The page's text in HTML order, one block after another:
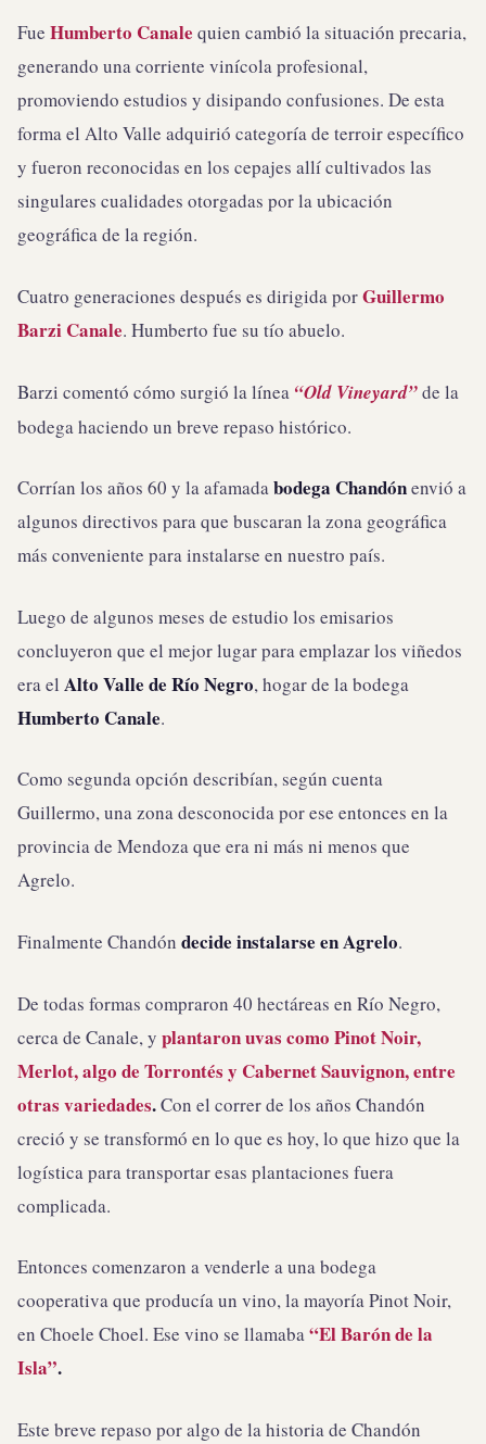
Fue Humberto Canale quien cambió la situación precaria,
generando una corriente vinícola profesional,
promoviendo estudios y disipando confusiones. De esta
forma el Alto Valle adquirió categoría de terroir específico
y fueron reconocidas en los cepajes allí cultivados las
singulares cualidades otorgadas por la ubicación
geográfica de la región.
Cuatro generaciones después es dirigida porGuillermo
Barzi Canale. Humberto fue su tío abuelo.
Barzi comentó cómo surgió la línea “Old Vineyard”de la
bodega haciendo un breve repaso histórico.
Corrían los años 60 y la afamadabodega Chandónenvió a
algunos directivos para que buscaran la zona geográfica
más conveniente para instalarse en nuestro país.
Luego de algunos meses de estudio los emisarios
concluyeron que el mejor lugar para emplazar los viñedos
era el Alto Valle de Río Negro, hogar de la bodega
Humberto Canale.
Como segunda opción describían, según cuenta
Guillermo, una zona desconocida por ese entonces en la
provincia de Mendoza que era ni más ni menos que
Agrelo.
Finalmente Chandón decide instalarse en Agrelo.
De todas formas compraron 40 hectáreas en Río Negro,
cerca de Canale, y plantaron uvas como Pinot Noir,
Merlot, algo de Torrontés y Cabernet Sauvignon, entre
otras variedades.Con el correr de los años Chandón
creció y se transformó en lo que es hoy, lo que hizo que la
logística para transportar esas plantaciones fuera
complicada.
Entonces comenzaron a venderle a una bodega
cooperativa que producía un vino, la mayoría Pinot Noir,
en Choele Choel. Ese vino se llamaba“El Barón de la
Isla”.
Este breve repaso por algo de la historia de Chandón